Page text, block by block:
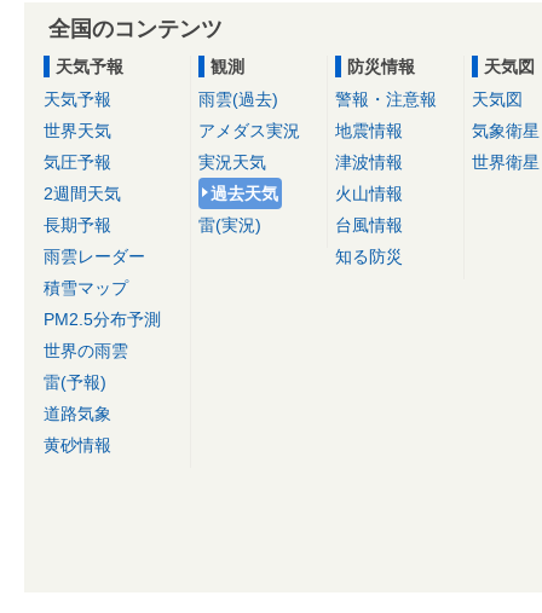
全国のコンテンツ
天気予報
天気予報
世界天気
気圧予報
2週間天気
長期予報
雨雲レーダー
積雪マップ
PM2.5分布予測
世界の雨雲
雷(予報)
道路気象
黄砂情報
観測
雨雲(過去)
アメダス実況
実況天気
過去天気
雷(実況)
防災情報
警報・注意報
地震情報
津波情報
火山情報
台風情報
知る防災
天気図
天気図
気象衛星
世界衛星